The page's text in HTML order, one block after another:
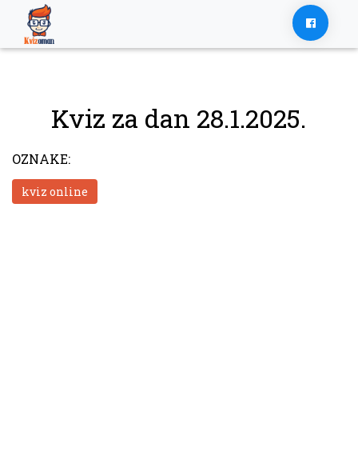
content
Kviz za dan 28.1.2025.
OZNAKE:
kviz online